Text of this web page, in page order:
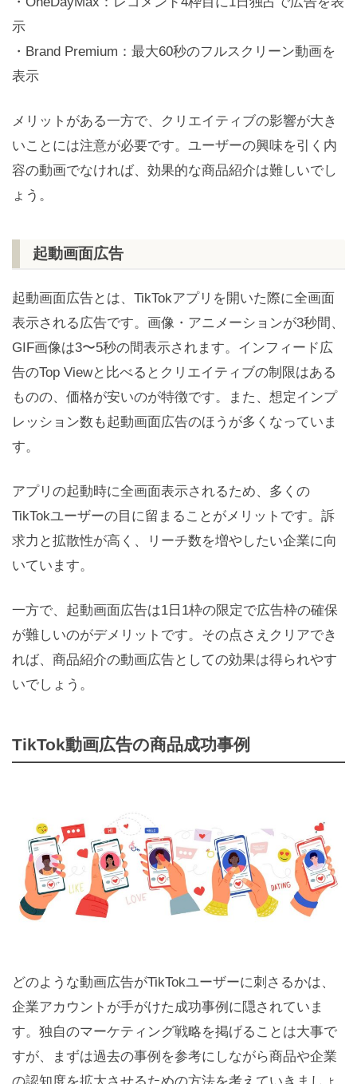
示
・Brand Premium：最大60秒のフルスクリーン動画を
表示
メリットがある一方で、クリエイティブの影響が大き
いことには注意が必要です。ユーザーの興味を引く内
容の動画でなければ、効果的な商品紹介は難しいでし
ょう。
起動画面広告
起動画面広告とは、TikTokアプリを開いた際に全画面
表示される広告です。画像・アニメーションが3秒間、
GIF画像は3〜5秒の間表示されます。インフィード広
告のTop Viewと比べるとクリエイティブの制限はある
ものの、価格が安いのが特徴です。また、想定インプ
レッション数も起動画面広告のほうが多くなっていま
す。
アプリの起動時に全画面表示されるため、多くの
TikTokユーザーの目に留まることがメリットです。訴
求力と拡散性が高く、リーチ数を増やしたい企業に向
いています。
一方で、起動画面広告は1日1枠の限定で広告枠の確保
が難しいのがデメリットです。その点さえクリアでき
れば、商品紹介の動画広告としての効果は得られやす
いでしょう。
TikTok動画広告の商品成功事例
どのような動画広告がTikTokユーザーに刺さるかは、
企業アカウントが手がけた成功事例に隠されていま
す。独自のマーケティング戦略を掲げることは大事で
すが、まずは過去の事例を参考にしながら商品や企業